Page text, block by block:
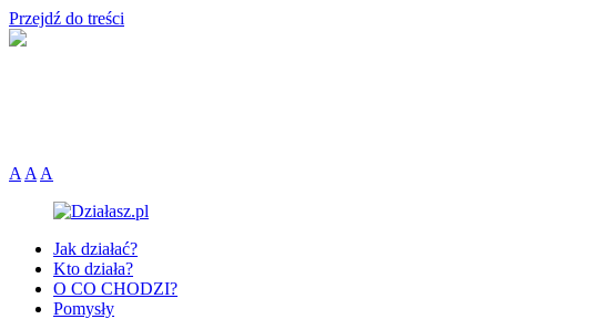
Przejdź do treści
A A A
Jak działać?
Kto działa?
O CO CHODZI?
Pomysły